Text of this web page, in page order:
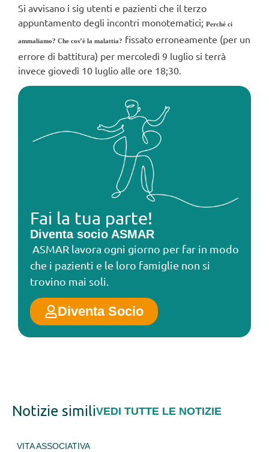
Si avvisano i sig utenti e pazienti che il terzo
appuntamento degli incontri monotematici; Perché ci
ammaliamo? Che cos’è la malattia? fissato erroneamente (per un
errore di battitura) per mercoledì 9 luglio si terrà
invece giovedì 10 luglio alle ore 18;30.
Fai la tua parte!
Diventa socio ASMAR
ASMAR lavora ogni giorno per far in modo
che i pazienti e le loro famiglie non si
trovino mai soli.
Diventa Socio
Notizie similiVEDI TUTTE LE NOTIZIE
VITA ASSOCIATIVA